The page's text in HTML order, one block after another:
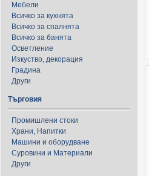
Мебели
Всичко за кухнята
Всичко за спалнята
Всичко за банята
Осветление
Изкуство, декорация
Градина
Други
Търговия
Промишлени стоки
Храни, Напитки
Машини и оборудване
Суровини и Материали
Други